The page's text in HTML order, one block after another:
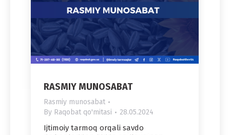
RASMIY MUNOSABAT
Rasmiy munosabat
By Raqobat qo'mitasi 28.05.2024
Ijtimoiy tarmoq orqali savdo